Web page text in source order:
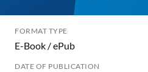
FORMAT TYPE
E-Book / ePub
DATE OF PUBLICATION